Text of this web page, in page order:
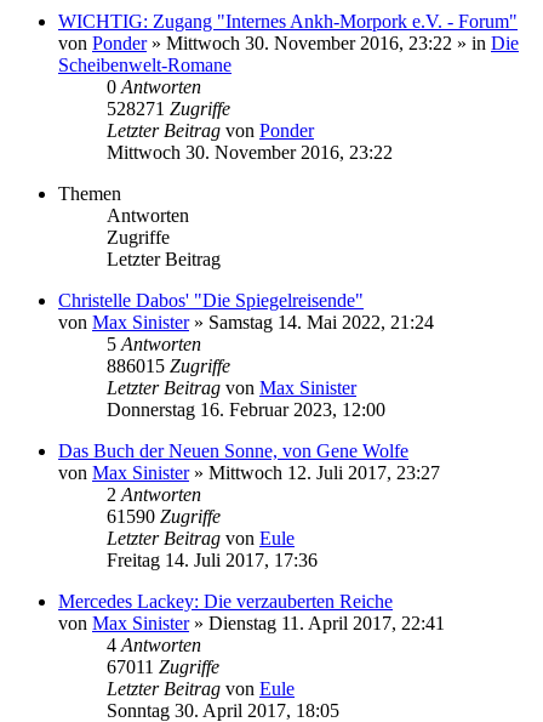
WICHTIG: Zugang "Internes Ankh-Morpork e.V. - Forum"
von Ponder» Mittwoch 30. November 2016, 23:22 » in Die
Scheibenwelt-Romane
0 Antworten
528271 Zugriffe
Letzter Beitrag von Ponder
Mittwoch 30. November 2016, 23:22
Themen
Antworten
Zugriffe
Letzter Beitrag
Christelle Dabos' "Die Spiegelreisende"
von Max Sinister» Samstag 14. Mai 2022, 21:24
5 Antworten
886015 Zugriffe
Letzter Beitrag von Max Sinister
Donnerstag 16. Februar 2023, 12:00
Das Buch der Neuen Sonne, von Gene Wolfe
von Max Sinister» Mittwoch 12. Juli 2017, 23:27
2 Antworten
61590 Zugriffe
Letzter Beitrag von Eule
Freitag 14. Juli 2017, 17:36
Mercedes Lackey: Die verzauberten Reiche
von Max Sinister» Dienstag 11. April 2017, 22:41
4 Antworten
67011 Zugriffe
Letzter Beitrag von Eule
Sonntag 30. April 2017, 18:05